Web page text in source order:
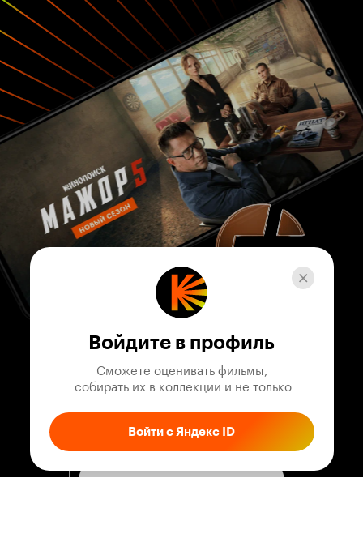
Войдите в профиль
Сможете оценивать фильмы,
собирать их в коллекции и не только
Войти с Яндекс ID